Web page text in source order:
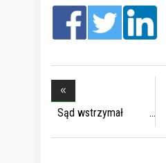
Sąd wstrzymał
egze